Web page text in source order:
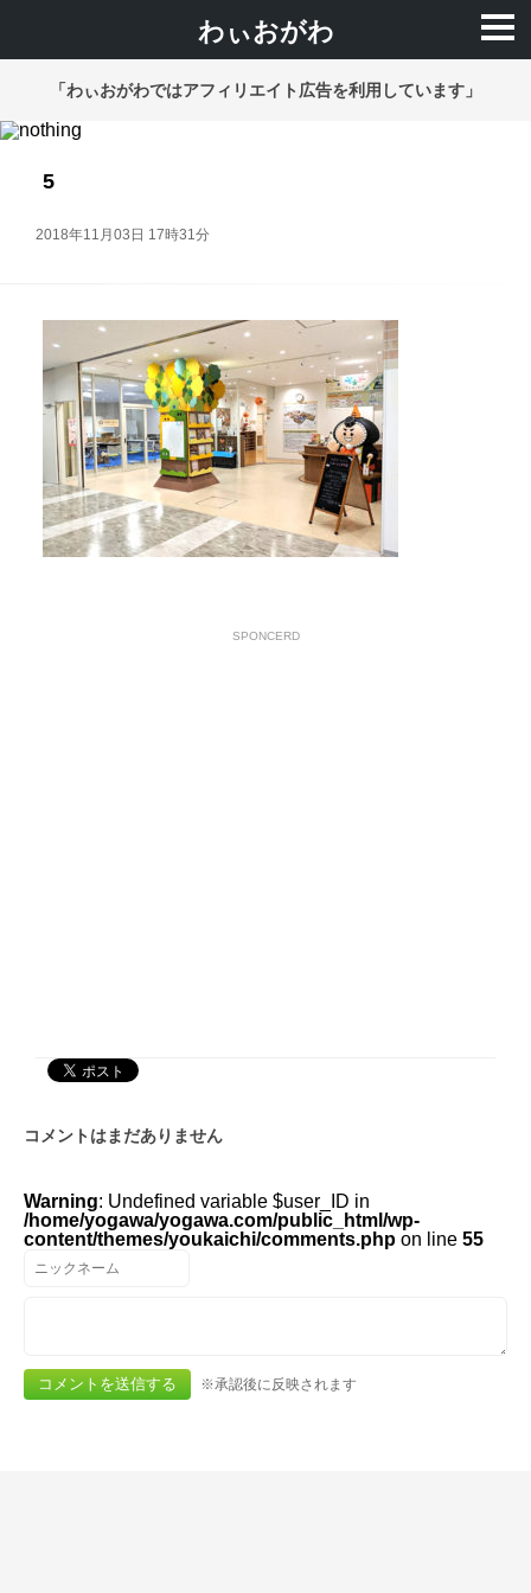
わぃおがわ
「わぃおがわではアフィリエイト広告を利用しています」
5
2018年11月03日 17時31分
SPONCERD
コメントはまだありません
Warning: Undefined variable $user_ID in
/home/yogawa/yogawa.com/public_html/wp-
content/themes/youkaichi/comments.php on line 55
※承認後に反映されます